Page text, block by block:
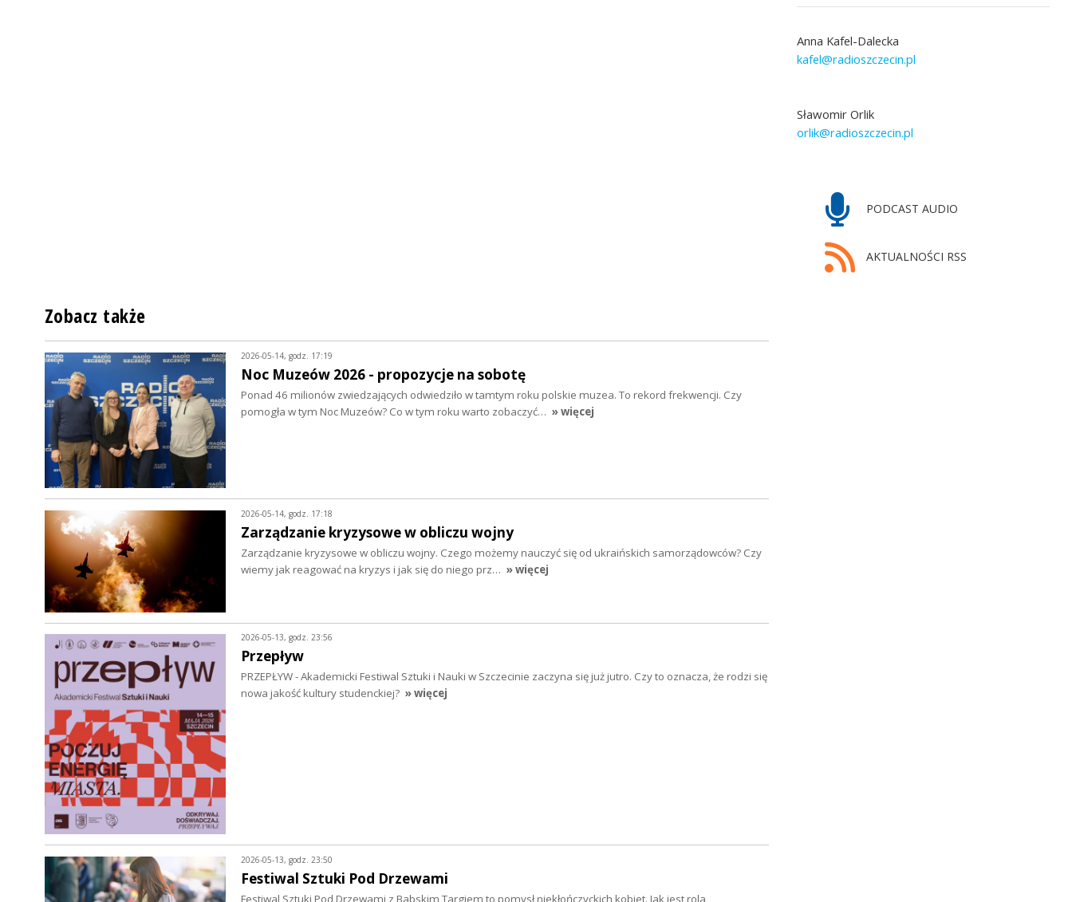
Anna Kafel-Dalecka
kafel@radioszczecin.pl
Sławomir Orlik
orlik@radioszczecin.pl
PODCAST AUDIO
AKTUALNOŚCI RSS
Zobacz także
2026-05-14, godz. 17:19
Noc Muzeów 2026 - propozycje na sobotę
Ponad 46 milionów zwiedzających odwiedziło w tamtym roku polskie muzea. To rekord frekwencji. Czy
pomogła w tym Noc Muzeów? Co w tym roku warto zobaczyć… » więcej
2026-05-14, godz. 17:18
Zarządzanie kryzysowe w obliczu wojny
Zarządzanie kryzysowe w obliczu wojny. Czego możemy nauczyć się od ukraińskich samorządowców? Czy
wiemy jak reagować na kryzys i jak się do niego prz… » więcej
2026-05-13, godz. 23:56
Przepływ
PRZEPŁYW - Akademicki Festiwal Sztuki i Nauki w Szczecinie zaczyna się już jutro. Czy to oznacza, że rodzi się
nowa jakość kultury studenckiej? » więcej
2026-05-13, godz. 23:50
Festiwal Sztuki Pod Drzewami
Festiwal Sztuki Pod Drzewami z Babskim Targiem to pomysł niekłończyckich kobiet. Jak jest rola